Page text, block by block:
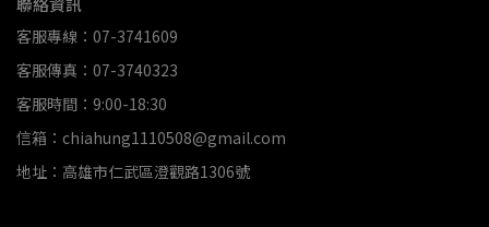
客服專線：07-3741609
客服傳真：07-3740323
客服時間：9:00-18:30
信箱：chiahung1110508@gmail.com
地址：高雄市仁武區澄觀路1306號